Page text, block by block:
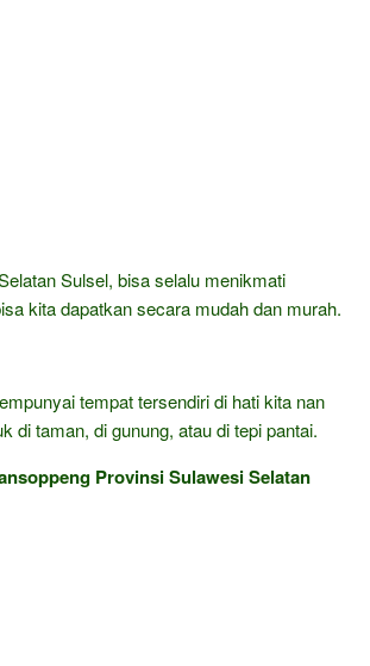
Sulsel, bisa selalu menikmati
kita dapatkan secara mudah dan murah.
tempat tersendiri di hati kita nan
di taman, di gunung, atau di tepi pantai.
Provinsi Sulawesi Selatan